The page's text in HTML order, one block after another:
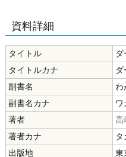
資料詳細
タイトル
タイトルカナ
副書名
わ
副書名カナ
ワ
著者
高
著者カナ
出版地
東